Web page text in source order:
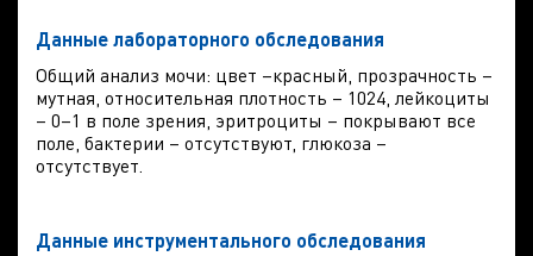
Данные лабораторного обследования
Общий анализ мочи: цвет –красный, прозрачность –
мутная, относительная плотность – 1024, лейкоциты
– 0–1 в поле зрения, эритроциты – покрывают все
поле, бактерии – отсутствуют, глюкоза –
отсутствует.
Данные инструментального обследования